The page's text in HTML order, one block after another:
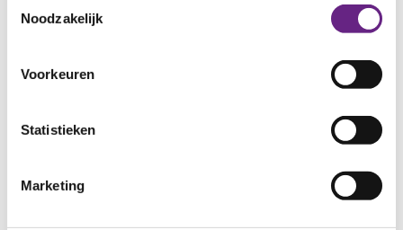
Noodzakelijk
Voorkeuren
Statistieken
Marketing
tijdens de overgangsperiode,” aldus Paula van den Bosch.